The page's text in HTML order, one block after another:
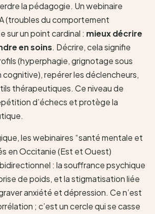
la pédagogie. Un webinaire
(troubles du comportement
sur un point cardinal : mieux décrire
en soins. Décrire, cela signifie
(hyperphagie, grignotage sous
repérer les déclencheurs,
thérapeutiques. Ce niveau de
d’échecs et protège la
les webinaires “santé mentale et
en Occitanie (Est et Ouest)
: la souffrance psychique
de poids, et la stigmatisation liée
anxiété et dépression. Ce n’est
; c’est un cercle qui se casse